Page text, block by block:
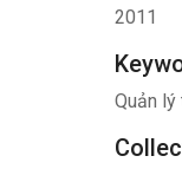
2011
Quản lý